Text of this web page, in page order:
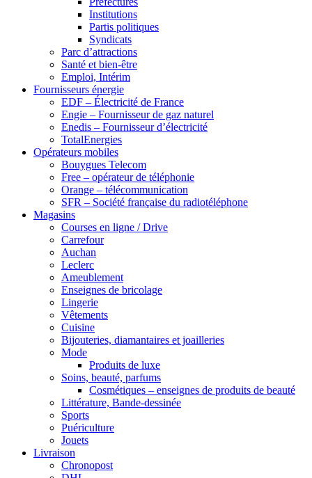
Institutions
Partis politiques
Syndicats
Parc d’attractions
Santé et bien-être
Emploi, Intérim
Fournisseurs énergie
EDF – Électricité de France
Engie – Fournisseur de gaz naturel
Enedis – Fournisseur d’électricité
TotalEnergies
Opérateurs mobiles
Bouygues Telecom
Free – opérateur de téléphonie
Orange – télécommunication
SFR – Société française du radiotéléphone
Magasins
Courses en ligne / Drive
Carrefour
Auchan
Leclerc
Ameublement
Enseignes de bricolage
Lingerie
Vêtements
Cuisine
Bijouteries, diamantaires et joailleries
Mode
Produits de luxe
Soins, beauté, parfums
Cosmétiques – enseignes de produits de beauté
Littérature, Bande-dessinée
Sports
Puériculture
Jouets
Livraison
Chronopost